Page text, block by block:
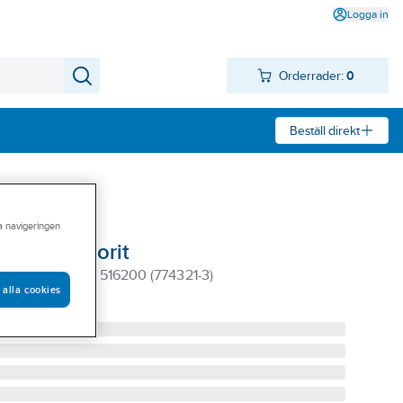
Logga in
Orderrader: 0
Beställ direkt
Favorit
VIT FAVORIT 516200 (774321-3)
navigeringen
alla cookies